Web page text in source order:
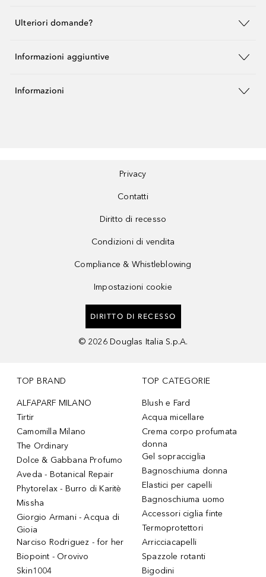
Ulteriori domande?
Informazioni aggiuntive
Informazioni
Privacy
Contatti
Diritto di recesso
Condizioni di vendita
Compliance & Whistleblowing
Impostazioni cookie
DIRITTO DI RECESSO
© 2026 Douglas Italia S.p.A.
TOP BRAND
ALFAPARF MILANO
Tirtir
Camomilla Milano
The Ordinary
Dolce & Gabbana Profumo
Aveda - Botanical Repair
Phytorelax - Burro di Karitè
Missha
Giorgio Armani - Acqua di
Gioia
Narciso Rodriguez - for her
Biopoint - Orovivo
Skin1004
TOP CATEGORIE
Blush e Fard
Acqua micellare
Crema corpo profumata
donna
Gel sopracciglia
Bagnoschiuma donna
Elastici per capelli
Bagnoschiuma uomo
Accessori ciglia finte
Termoprotettori
Arricciacapelli
Spazzole rotanti
Bigodini